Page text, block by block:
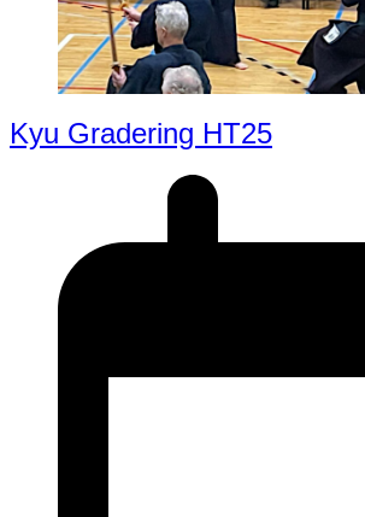
Kyu Gradering HT25